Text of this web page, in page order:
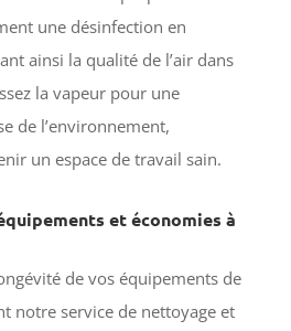
une désinfection en
ainsi la qualité de l’air dans
la vapeur pour une
de l’environnement,
un espace de travail sain.
et économies à
de vos équipements de
notre service de nettoyage et